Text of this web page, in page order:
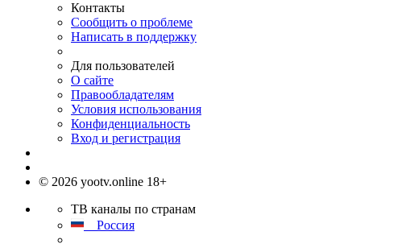
Контакты
Сообщить о проблеме
Написать в поддержку
Для пользователей
О сайте
Правообладателям
Условия использования
Конфиденциальность
Вход и регистрация
© 2026 yootv.online 18+
ТВ каналы по странам
Россия